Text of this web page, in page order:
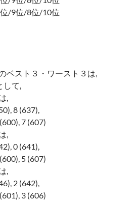
/9位/8位/10位
ベスト３・ワースト３は,
して,
,
8 (637),
7 (607)
,
0 (641),
5 (607)
,
2 (642),
3 (606)